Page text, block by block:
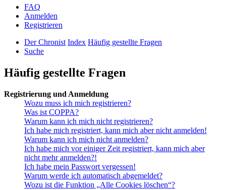
FAQ
Anmelden
Registrieren
Der Chronist Index Häufig gestellte Fragen
Suche
Häufig gestellte Fragen
Registrierung und Anmeldung
Wozu muss ich mich registrieren?
Was ist COPPA?
Warum kann ich mich nicht registrieren?
Ich habe mich registriert, kann mich aber nicht anmelden!
Warum kann ich mich nicht anmelden?
Ich habe mich vor einiger Zeit registriert, kann mich aber
nicht mehr anmelden?!
Ich habe mein Passwort vergessen!
Warum werde ich automatisch abgemeldet?
Wozu ist die Funktion „Alle Cookies löschen“?